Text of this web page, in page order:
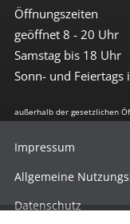
Bluetoothfunktion
CD-Spieler
Navigation
Navigation groß
Radio mit
Radio-CD
SD-Kartenleser
Sprachsteuerung
Öffnungszeiten
geöffnet 8 - 20 Uhr
Samstag bis 18 Uhr
Sonn- und
außerhalb der gesetzlichen
Impressum
Allgemeine
Datenschutz